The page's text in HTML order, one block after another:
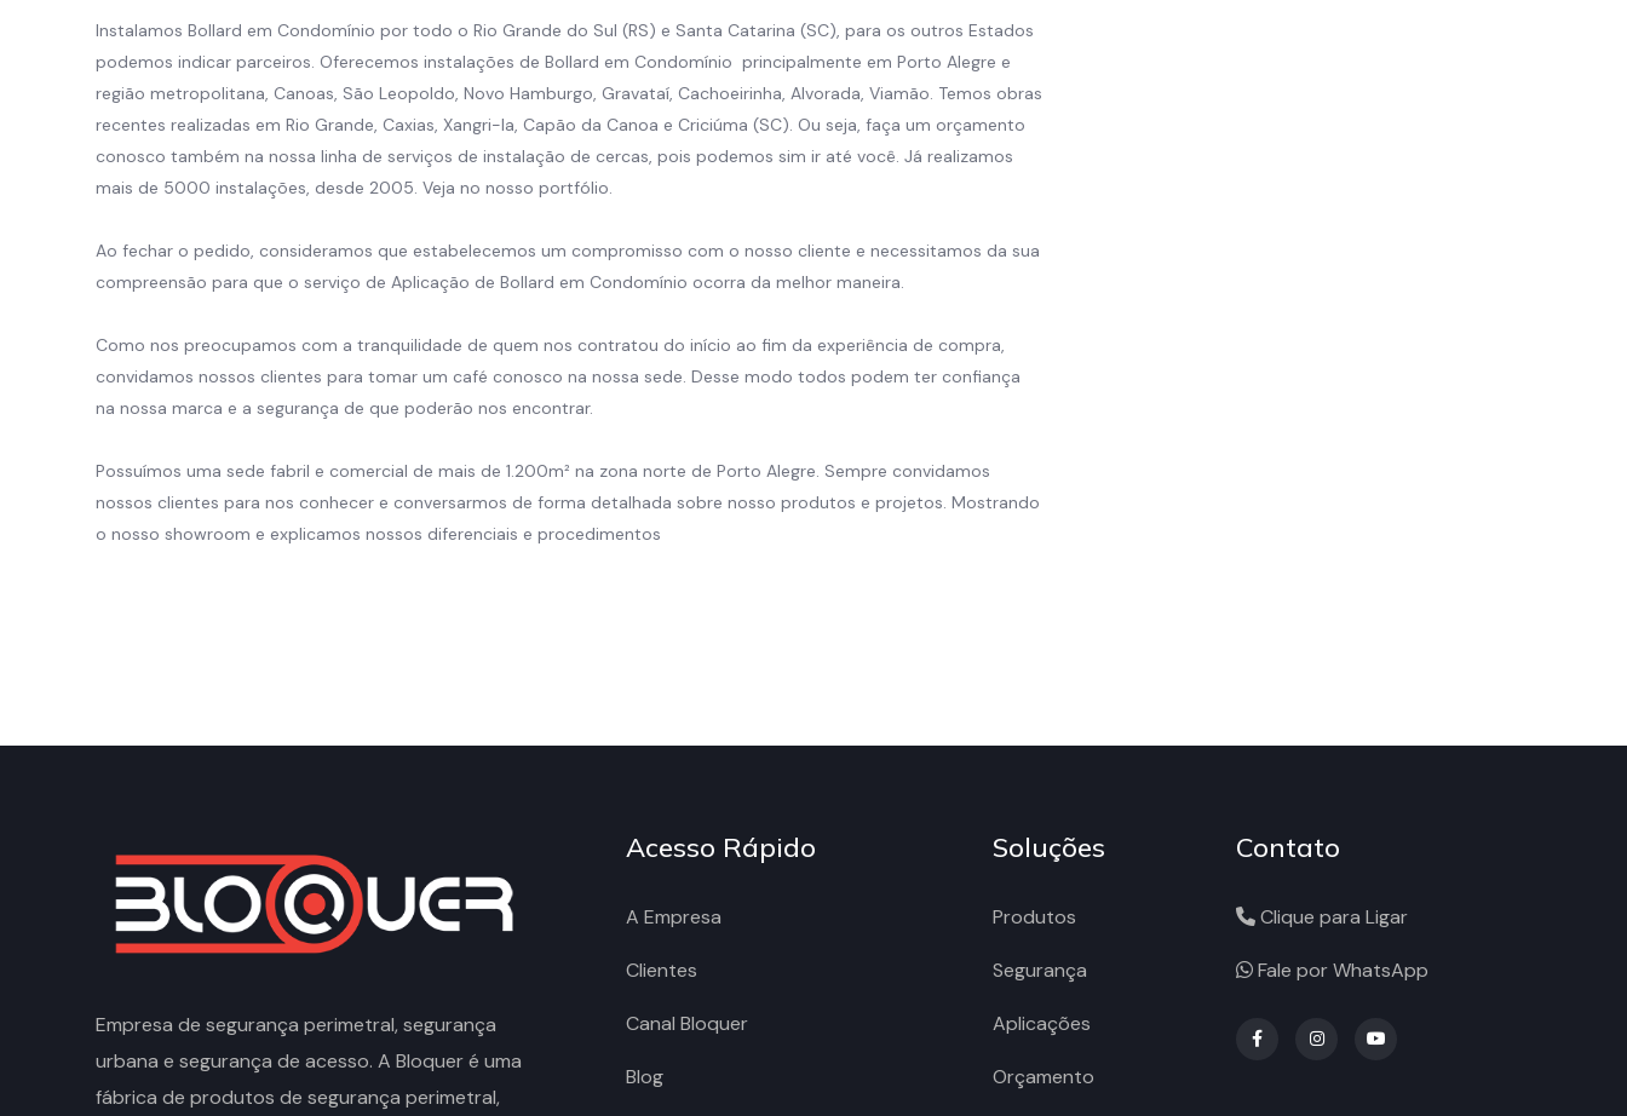
Instalamos Bollard em Condomínio por todo o Rio Grande do Sul (RS) e Santa Catarina (SC), para os outros Estados
podemos indicar parceiros. Oferecemos instalações de Bollard em Condomínio principalmente em Porto Alegre e
região metropolitana, Canoas, São Leopoldo, Novo Hamburgo, Gravataí, Cachoeirinha, Alvorada, Viamão. Temos obras
recentes realizadas em Rio Grande, Caxias, Xangri-la, Capão da Canoa e Criciúma (SC). Ou seja, faça um orçamento
conosco também na nossa linha de serviços de instalação de cercas, pois podemos sim ir até você. Já realizamos
mais de 5000 instalações, desde 2005. Veja no nosso portfólio.
Ao fechar o pedido, consideramos que estabelecemos um compromisso com o nosso cliente e necessitamos da sua
compreensão para que o serviço de Aplicação de Bollard em Condomínio ocorra da melhor maneira.
Como nos preocupamos com a tranquilidade de quem nos contratou do início ao fim da experiência de compra,
convidamos nossos clientes para tomar um café conosco na nossa sede. Desse modo todos podem ter confiança
na nossa marca e a segurança de que poderão nos encontrar.
Possuímos uma sede fabril e comercial de mais de 1.200m² na zona norte de Porto Alegre. Sempre convidamos
nossos clientes para nos conhecer e conversarmos de forma detalhada sobre nosso produtos e projetos. Mostrando
o nosso showroom e explicamos nossos diferenciais e procedimentos
Empresa de segurança perimetral, segurança
urbana e segurança de acesso. A Bloquer é uma
fábrica de produtos de segurança perimetral,
Acesso Rápido
A Empresa
Clientes
Canal Bloquer
Blog
Soluções
Produtos
Segurança
Aplicações
Orçamento
Contato
Clique para Ligar
Fale por WhatsApp